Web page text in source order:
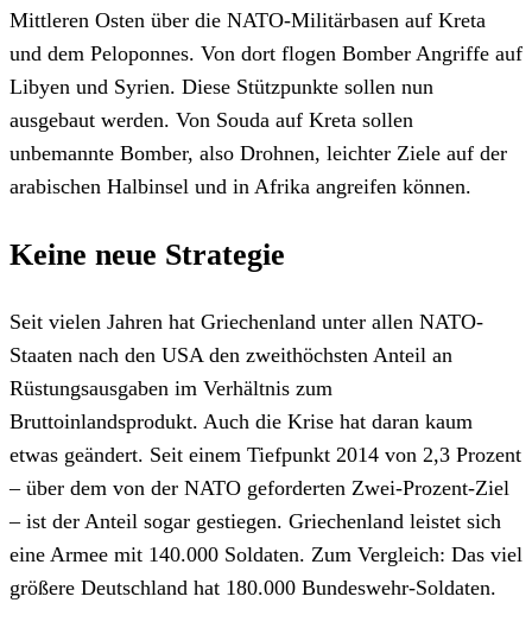
Mittleren Osten über die NATO-Militärbasen auf Kreta
und dem Peloponnes. Von dort flogen Bomber Angriffe auf
Libyen und Syrien. Diese Stützpunkte sollen nun
ausgebaut werden. Von Souda auf Kreta sollen
unbemannte Bomber, also Drohnen, leichter Ziele auf der
arabischen Halbinsel und in Afrika angreifen können.
Keine neue Strategie
Seit vielen Jahren hat Griechenland unter allen NATO-
Staaten nach den USA den zweithöchsten Anteil an
Rüstungsausgaben im Verhältnis zum
Bruttoinlandsprodukt. Auch die Krise hat daran kaum
etwas geändert. Seit einem Tiefpunkt 2014 von 2,3 Prozent
– über dem von der NATO geforderten Zwei-Prozent-Ziel
– ist der Anteil sogar gestiegen. Griechenland leistet sich
eine Armee mit 140.000 Soldaten. Zum Vergleich: Das viel
größere Deutschland hat 180.000 Bundeswehr-Soldaten.